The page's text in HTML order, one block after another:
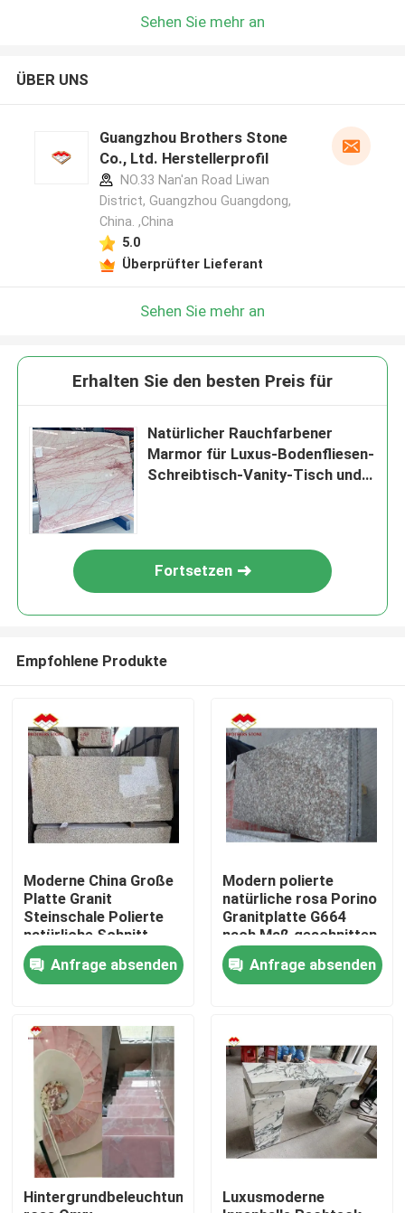
Nach Hause
Über uns
Kontakte
Sehen Sie mehr an
ÜBER UNS
Guangzhou Brothers Stone
Co., Ltd. Herstellerprofil
NO.33 Nan'an Road Liwan
District, Guangzhou Guangdong,
China. ,China
5.0
Überprüfter Lieferant
Sehen Sie mehr an
Erhalten Sie den besten Preis für
Natürlicher Rauchfarbener
Marmor für Luxus-Bodenfliesen-
Schreibtisch-Vanity-Tisch und
Fortsetzen
Empfohlene Produkte
Moderne China Große
Platte Granit
Steinschale Polierte
natürliche Schnitt
nach Größe
Chinesische rosa
Porno Rosa Granit
Anfrage absenden
Modern polierte
natürliche rosa Porino
Granitplatte G664
nach Maß geschnitten
China rosa Porno Rosa
PreiseAnfrage absenden
Hintergrundbeleuchtung
Luxusmoderne